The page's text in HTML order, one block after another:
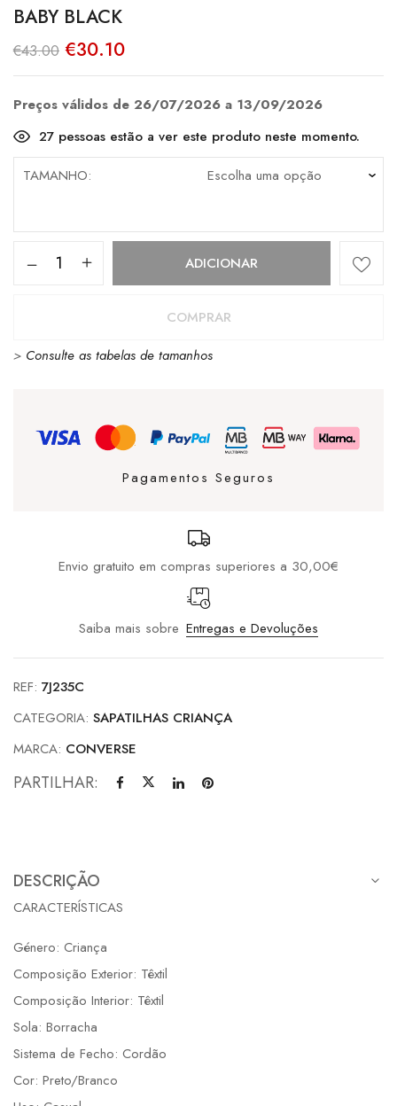
BABY BLACK
€43.00 O
preço
original
€43.00.
€30.10O
atual
€30.10.
Preços válidos de 26/07/2026 a 13/09/2026
27 pessoas estão a ver este produto neste momento.
TAMANHO
Quantidade
Taylor
ADICIONAR
COMPRAR
> Consulte as tabelas de tamanhos
Pagamentos Seguros
Envio gratuito em compras superiores a 30,00€
Saiba mais sobre Entregas e Devoluções
REF: 7J235C
CATEGORIA: SAPATILHAS CRIANÇA
MARCA: CONVERSE
PARTILHAR:
DESCRIÇÃO
CARACTERÍSTICAS
Género: Criança
Composição Exterior: Têxtil
Composição Interior: Têxtil
Sola: Borracha
Sistema de Fecho: Cordão
Cor: Preto/Branco